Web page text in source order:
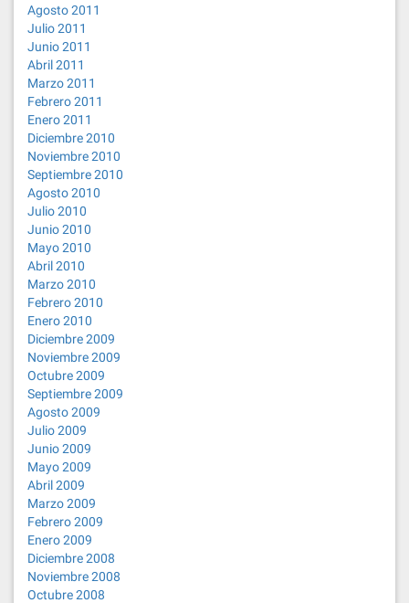
Agosto 2011
Julio 2011
Junio 2011
Abril 2011
Marzo 2011
Febrero 2011
Enero 2011
Diciembre 2010
Noviembre 2010
Septiembre 2010
Agosto 2010
Julio 2010
Junio 2010
Mayo 2010
Abril 2010
Marzo 2010
Febrero 2010
Enero 2010
Diciembre 2009
Noviembre 2009
Octubre 2009
Septiembre 2009
Agosto 2009
Julio 2009
Junio 2009
Mayo 2009
Abril 2009
Marzo 2009
Febrero 2009
Enero 2009
Diciembre 2008
Noviembre 2008
Octubre 2008